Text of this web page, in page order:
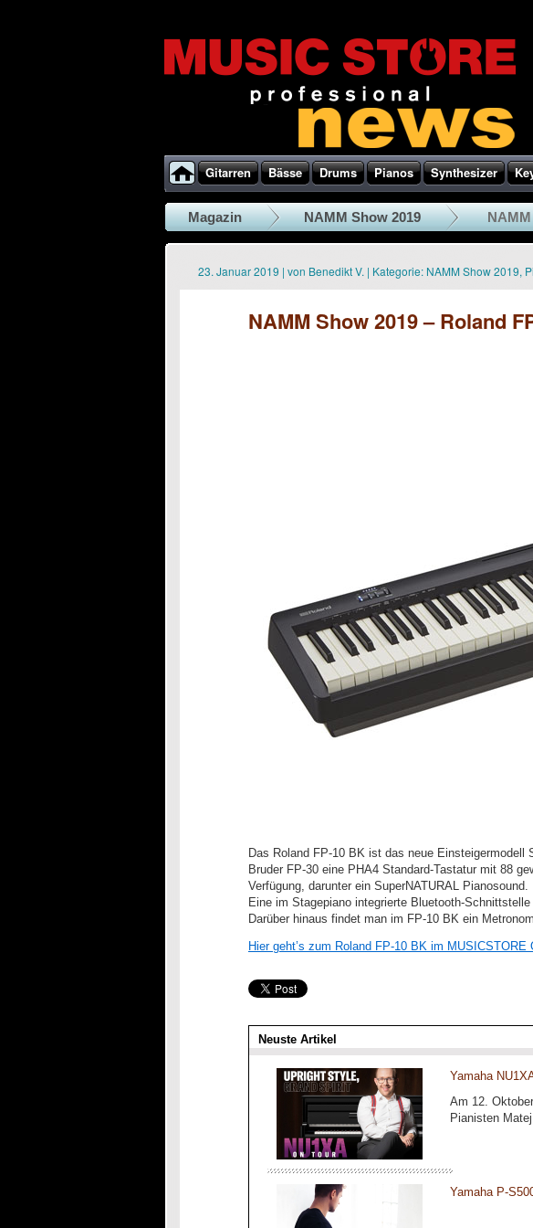
Gitarren Bässe Drums Pianos Synthesizer
Magazin NAMM Show 2019
23. Januar 2019 | von Benedikt V. | Kategorie: NAMM Show 2019,
NAMM Show 2019 – Roland
Das Roland FP-10 BK ist das neue
Bruder FP-30 eine PHA4 Standard-Tastatur mit 88
Verfügung, darunter ein SuperNATURAL Pianosound.
Eine im Stagepiano integrierte Bluetooth-
Darüber hinaus findet man im FP-10 BK ein
Hier geht’s zum Roland FP-10 BK im MUSICSTORE
Neuste Artikel
Yamaha
Am 12.
Pianisten
Yamaha P-